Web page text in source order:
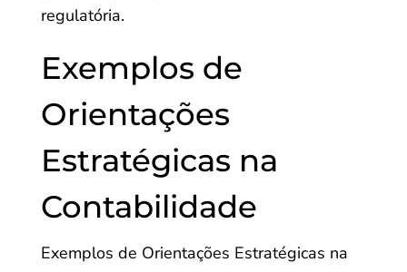
regulatória.
Exemplos de
Orientações
Estratégicas na
Contabilidade
Exemplos de Orientações Estratégicas na